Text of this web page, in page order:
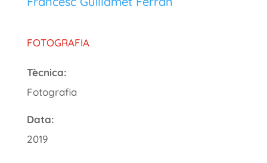
FOTOGRAFIA
Tècnica:
Fotografia
Data:
2019